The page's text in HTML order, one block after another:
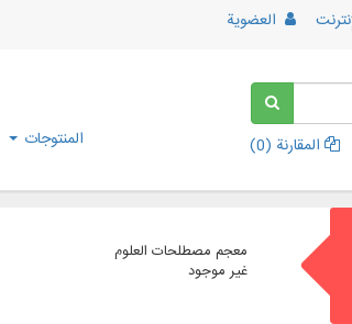
العضوية
المقارنة (0
) المنتوجات
معجم مصطلحات العلوم
غير موجود